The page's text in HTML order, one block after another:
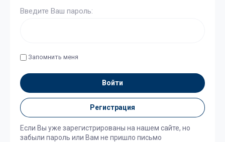
Введите Ваш пароль:
Запомнить меня
Войти
Регистрация
Если Вы уже зарегистрированы на нашем сайте, но
забыли пароль или Вам не пришло письмо